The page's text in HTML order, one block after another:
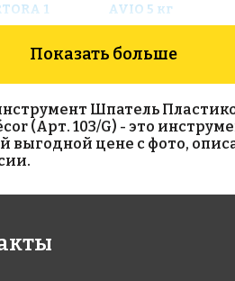
1
AVIO 5 кг
Показать больше
Шпатель
(Арт. 103/G) - это
выгодной цене с фото,